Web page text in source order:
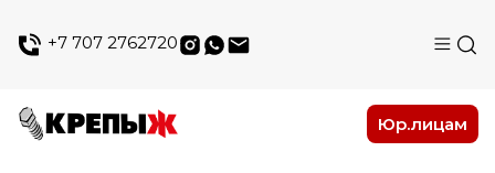
+7 707 2762720
Юр.лицам